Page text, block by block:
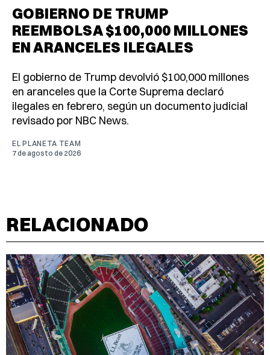
GOBIERNO DE TRUMP
REEMBOLSA $100,000 MILLONES
EN ARANCELES ILEGALES
El gobierno de Trump devolvió $100,000 millones
en aranceles que la Corte Suprema declaró
ilegales en febrero, según un documento judicial
revisado por NBC News.
EL PLANETA TEAM
7 de agosto de 2026
RELACIONADO